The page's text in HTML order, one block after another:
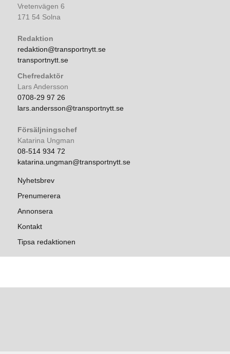
Vretenvägen 6
171 54 Solna
Redaktion
redaktion@transportnytt.se
transportnytt.se
Chefredaktör
Lars Andersson
0708-29 97 26
lars.andersson@transportnytt.se
Försäljningschef
Katarina Ungman
08-514 934 72
katarina.ungman@transportnytt.se
Nyhetsbrev
Prenumerera
Annonsera
Kontakt
Tipsa redaktionen